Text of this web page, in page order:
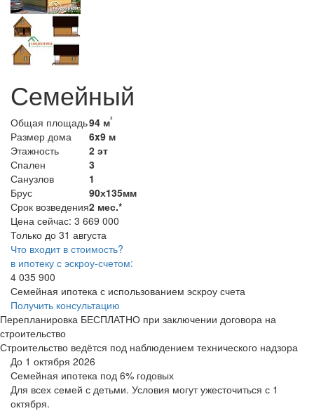
Семейный
Общая площадь94 м²
Размер дома
6x9 м
Этажность
2 эт
Спален
3
Санузлов
1
Брус
90х135мм
Срок возведения2 мес.*
Цена сейчас: 3 669 000
Только до 31 августа
Что входит в стоимость?
в ипотеку с эскроу-счетом:
4 035 900
Семейная ипотека с использованием эскроу счета
Получить консультацию
Перепланировка БЕСПЛАТНО при заключении договора на
строительство
Строительство ведётся под наблюдением технического надзора
До 1 октября 2026
Семейная ипотека под 6% годовых
Для всех семей с детьми. Условия могут ужесточиться с 1
октября.